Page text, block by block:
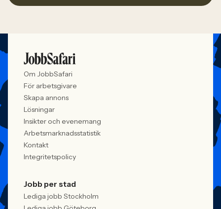
Om JobbSafari
För arbetsgivare
Skapa annons
Lösningar
Insikter och evenemang
Arbetsmarknadsstatistik
Kontakt
Integritetspolicy
Jobb per stad
Lediga jobb Stockholm